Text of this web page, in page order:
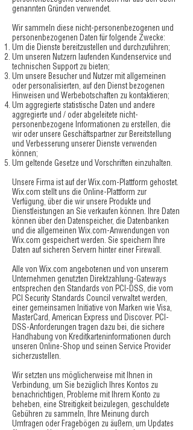
genannten Gründen verwendet.
Wir sammeln diese nicht-personenbezogenen und
personenbezogenen Daten für folgende Zwecke:
Um die Dienste bereitzustellen und durchzuführen;
Um unseren Nutzern laufenden Kundenservice und
technischen Support zu bieten;
Um unsere Besucher und Nutzer mit allgemeinen
oder personalisierten, auf den Dienst bezogenen
Hinweisen und Werbebotschaften zu kontaktieren;
Um aggregierte statistische Daten und andere
aggregierte und / oder abgeleitete nicht-
personenbezogene Informationen zu erstellen, die
wir oder unsere Geschäftspartner zur Bereitstellung
und Verbesserung unserer Dienste verwenden
können;
Um geltende Gesetze und Vorschriften einzuhalten.
Unsere Firma ist auf der Wix.com-Plattform gehostet.
Wix.com stellt uns die Online-Plattform zur
Verfügung, über die wir unsere Produkte und
Dienstleistungen an Sie verkaufen können. Ihre Daten
können über den Datenspeicher, die Datenbanken
und die allgemeinen Wix.com-Anwendungen von
Wix.com gespeichert werden. Sie speichern Ihre
Daten auf sicheren Servern hinter einer Firewall.
Alle von Wix.com angebotenen und von unserem
Unternehmen genutzten Direktzahlung-Gateways
entsprechen den Standards von PCI-DSS, die vom
PCI Security Standards Council verwaltet werden,
einer gemeinsamen Initiative von Marken wie Visa,
MasterCard, American Express und Discover. PCI-
DSS-Anforderungen tragen dazu bei, die sichere
Handhabung von Kreditkarteninformationen durch
unseren Online-Shop und seinen Service Provider
sicherzustellen.
Wir setzten uns möglicherweise mit Ihnen in
Verbindung, um Sie bezüglich Ihres Kontos zu
benachrichtigen, Probleme mit Ihrem Konto zu
beheben, eine Streitigkeit beizulegen, geschuldete
Gebühren zu sammeln, Ihre Meinung durch
Umfragen oder Fragebögen zu äußern, um Updates